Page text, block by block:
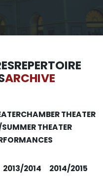
REPERTOIRE
ARCHIVE
CHAMBER THEATER
THEATER
2013/2014
2014/2015